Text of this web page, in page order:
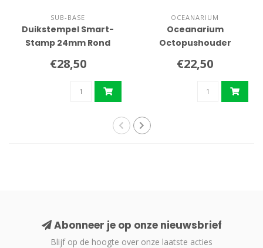
SUB-BASE
Duikstempel Smart-
Stamp 24mm Rond
€28,50
OCEANARIUM
Oceanarium
Octopushouder
€22,50
Abonneer je op onze nieuwsbrief
Blijf op de hoogte over onze laatste acties